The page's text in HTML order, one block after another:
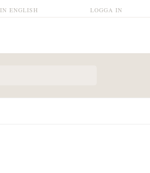
LOGGA IN
IN ENGLISH